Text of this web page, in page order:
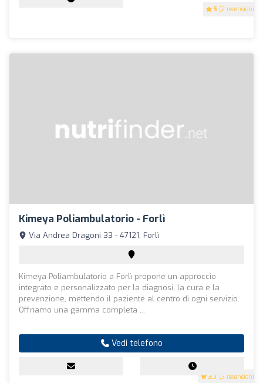
5 (2 recensioni)
Kimeya Poliambulatorio - Forlì
3.7 (3 recensioni)
Via Andrea Dragoni 33 - 47121, Forlì
Kimeya Poliambulatorio a Forlì propone un approccio
integrato e personalizzato per la diagnosi, la cura e la
prevenzione, mettendo il paziente al centro di ogni servizio.
Offriamo una gamma completa ...
Vedi telefono